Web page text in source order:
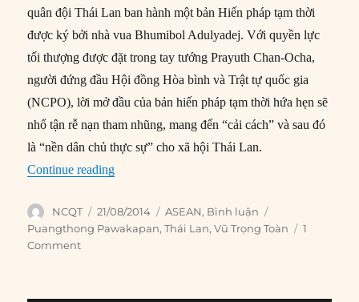
quân đội Thái Lan ban hành một bản Hiến pháp tạm thời
được ký bởi nhà vua Bhumibol Adulyadej. Với quyền lực
tối thượng được đặt trong tay tướng Prayuth Chan-Ocha,
người đứng đầu Hội đồng Hòa bình và Trật tự quốc gia
(NCPO), lời mở đầu của bản hiến pháp tạm thời hứa hẹn sẽ
nhổ tận rễ nạn tham nhũng, mang đến “cải cách” và sau đó
là “nền dân chủ thực sự” cho xã hội Thái Lan.
Continue reading“Hiến pháp tạm thời của Thái Lan: Tiến đến
Author
NCQT
Posted
on
21/08/2014 Categories
ASEAN, Bình luận
Puangthong Pawakapan,Thái Lan,Vũ Trọng Toàn
1
Comment